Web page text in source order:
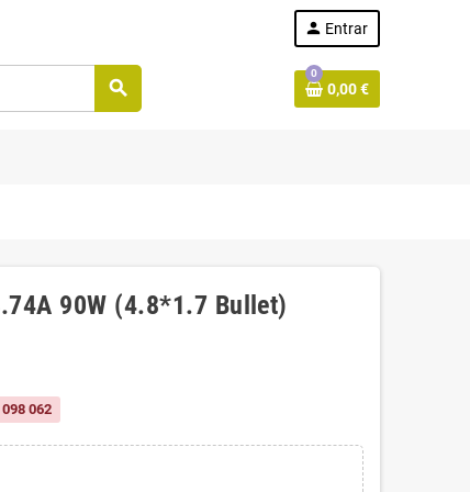
person Entrar
search
0
0,00 €
90W (4.8*1.7 Bullet)
062